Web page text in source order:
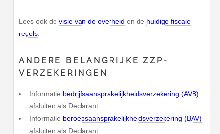
Lees ook devisie van de overheid en de huidige fiscale
regels
ANDERE BELANGRIJKE ZZP-
VERZEKERINGEN
Informatie bedrijfsaansprakelijkheidsverzekering (AVB)
afsluiten als Declarant
Informatie beroepsaansprakelijkheidsverzekering (BAV)
afsluiten als Declarant